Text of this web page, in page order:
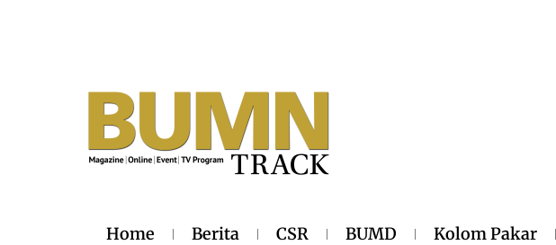
Home Berita CSR BUMD Kolom Pakar